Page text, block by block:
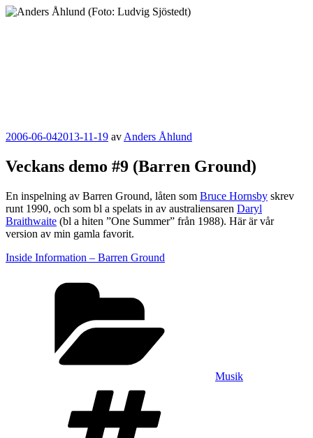
Hoppa
Publicerat
2006-06-042013-11-19 av Anders Åhlund
Veckans demo #9 (Barren Ground)
En inspelning av Barren Ground, låten som Bruce Hornsby skrev
runt 1990, och som bl a spelats in av australiensaren Daryl
Braithwaite (bl a hiten ”One Summer” från 1988). Här är vår
version av min gamla favorit.
Inside Information – Barren Ground
Musik